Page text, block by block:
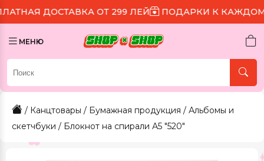
ОТ 299 ЛЕЙ ПОДАРКИ К КАЖДОМУ
МЕНЮ
/ Канцтовары / Бумажная продукция / Альбомы и
скетчбуки / Блокнот на спирали А5 "520"